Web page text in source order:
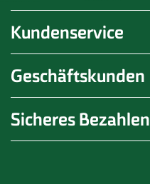
Kundenservice
Geschäftskunden
Sicheres Bezahlen